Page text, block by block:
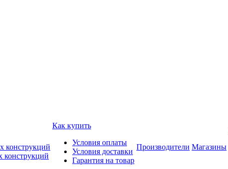
конструкций
конструкций
Как купить
Условия оплаты
Условия доставки
Гарантия на товар
Производители Магазины